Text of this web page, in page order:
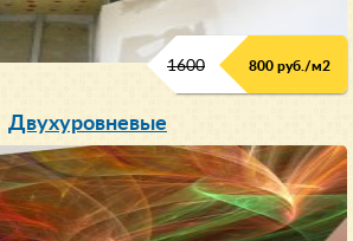
1600 800 руб./м2
Двухуровневые